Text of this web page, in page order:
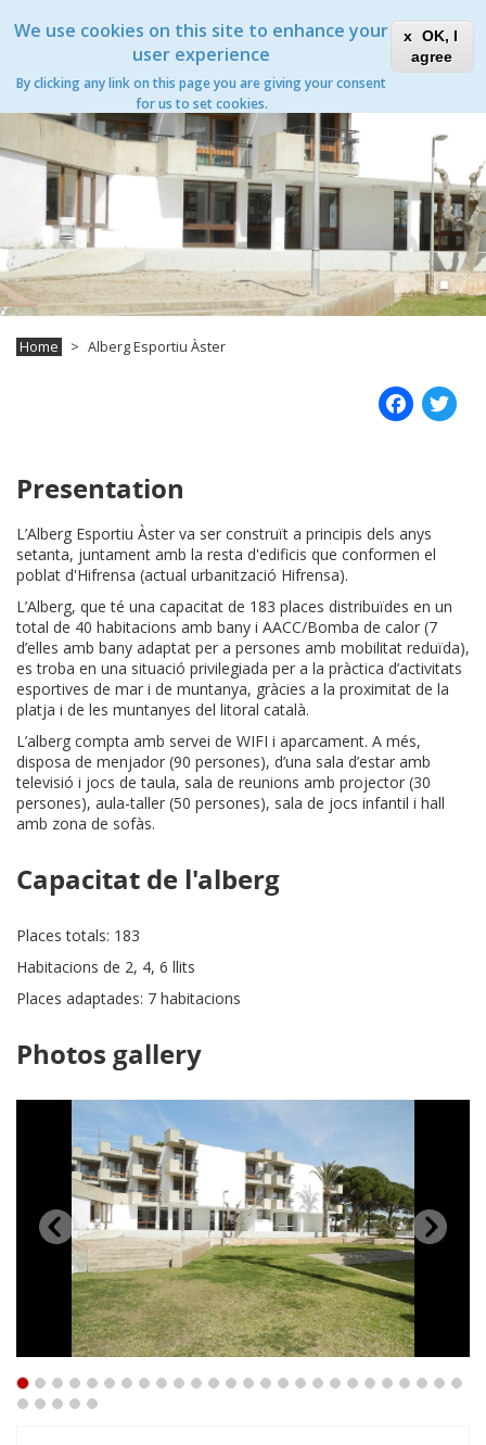
We use cookies on this site to enhance your
user experience
By clicking any link on this page you are giving your consent
for us to set cookies.
OK, I
agree
to
content
Toggle
Xanascat
Toggle
navigation
Alberg Esportiu Àster
Home Alberg Esportiu Àster
Presentation
L’Alberg Esportiu Àster va ser construït a principis dels anys
setanta, juntament amb la resta d'edificis que conformen el
poblat d'Hifrensa (actual urbanització Hifrensa).
L’Alberg, que té una capacitat de 183 places distribuïdes en un
total de 40 habitacions amb bany i AACC/Bomba de calor (7
d’elles amb bany adaptat per a persones amb mobilitat reduïda),
es troba en una situació privilegiada per a la pràctica d’activitats
esportives de mar i de muntanya, gràcies a la proximitat de la
platja i de les muntanyes del litoral català.
L’alberg compta amb servei de WIFI i aparcament. A més,
disposa de menjador (90 persones), d’una sala d’estar amb
televisió i jocs de taula, sala de reunions amb projector (30
persones), aula-taller (50 persones), sala de jocs infantil i hall
amb zona de sofàs.
Capacitat de l'alberg
Places totals: 183
Habitacions de 2, 4, 6 llits
Places adaptades: 7 habitacions
Photos gallery